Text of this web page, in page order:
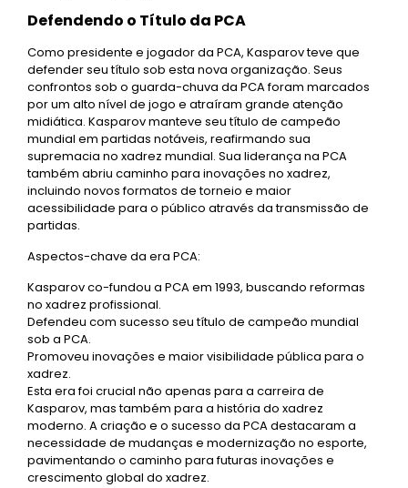
Defendendo o Título da PCA
Como presidente e jogador da PCA, Kasparov teve que
defender seu título sob esta nova organização. Seus
confrontos sob o guarda-chuva da PCA foram marcados
por um alto nível de jogo e atraíram grande atenção
midiática. Kasparov manteve seu título de campeão
mundial em partidas notáveis, reafirmando sua
supremacia no xadrez mundial. Sua liderança na PCA
também abriu caminho para inovações no xadrez,
incluindo novos formatos de torneio e maior
acessibilidade para o público através da transmissão de
partidas.
Aspectos-chave da era PCA:
Kasparov co-fundou a PCA em 1993, buscando reformas
no xadrez profissional.
Defendeu com sucesso seu título de campeão mundial
sob a PCA.
Promoveu inovações e maior visibilidade pública para o
xadrez.
Esta era foi crucial não apenas para a carreira de
Kasparov, mas também para a história do xadrez
moderno. A criação e o sucesso da PCA destacaram a
necessidade de mudanças e modernização no esporte,
pavimentando o caminho para futuras inovações e
crescimento global do xadrez.